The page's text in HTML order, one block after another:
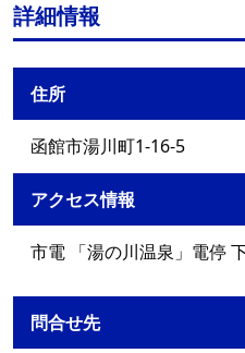
詳細情報
住所
函館市湯川町1-16-5
アクセス情報
市電 「湯の川温泉」電停
問合せ先